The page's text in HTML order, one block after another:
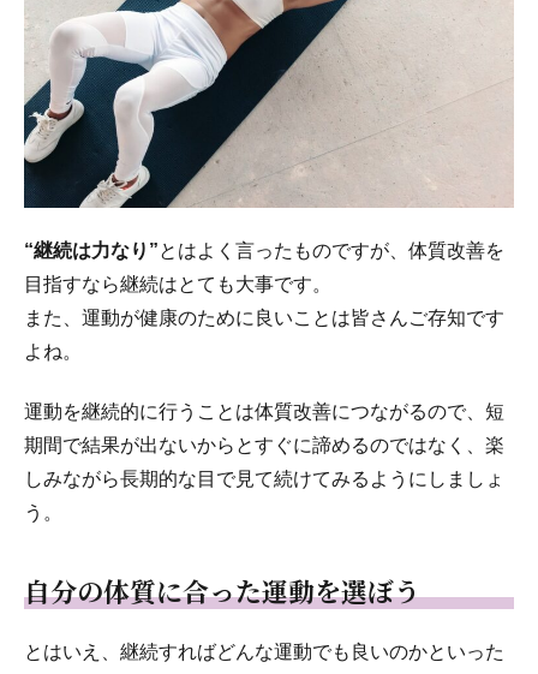
“継続は力なり”とはよく言ったものですが、体質改善を
目指すなら継続はとても大事です。
また、運動が健康のために良いことは皆さんご存知です
よね。
運動を継続的に行うことは体質改善につながるので、短
期間で結果が出ないからとすぐに諦めるのではなく、楽
しみながら長期的な目で見て続けてみるようにしましょ
う。
自分の体質に合った運動を選ぼう
とはいえ、継続すればどんな運動でも良いのかといった